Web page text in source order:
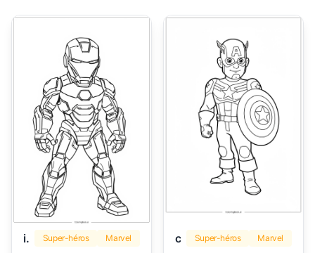
iron man Super-héros Marvel Super-héros Marvel